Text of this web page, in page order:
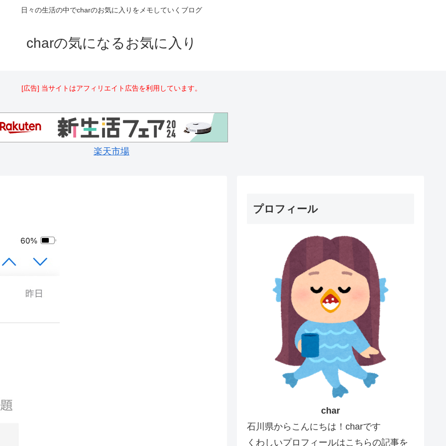
日々の生活の中でcharのお気に入りをメモしていくブログ
charの気になるお気に入り
[広告] 当サイトはアフィリエイト広告を利用しています。
楽天市場
プロフィール
char
石川県からこんにちは！charです
くわしいプロフィールはこちらの記事を